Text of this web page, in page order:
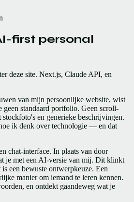
first personal
deze site. Next.js, Claude API, en
van mijn persoonlijke website, wist
standaard portfolio. Geen scroll-
en generieke beschrijvingen.
ik denk over technologie — en dat
chat-interface. In plaats van door
je met een AI-versie van mij. Dit klinkt
een bewuste ontwerpkeuze. Een
manier om iemand te leren kennen.
en ontdekt gaandeweg wat je